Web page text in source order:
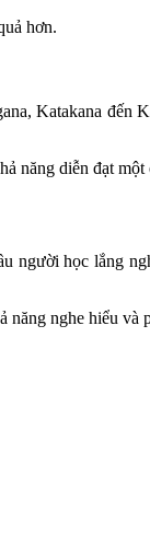
hơn.
Katakana đến
năng diễn đạt một
người học lắng
nghe hiểu và